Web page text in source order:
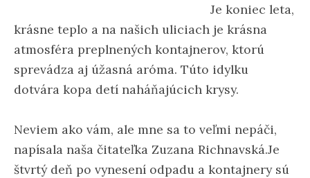
Je koniec leta,
krásne teplo a na našich uliciach je krásna
atmosféra preplnených kontajnerov, ktorú
sprevádza aj úžasná aróma. Túto idylku
dotvára kopa detí naháňajúcich krysy.
Neviem ako vám, ale mne sa to veľmi nepáči,
napísala naša čitateľka Zuzana Richnavská.Je
štvrtý deň po vynesení odpadu a kontajnery sú